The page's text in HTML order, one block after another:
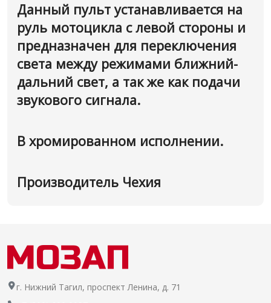
Данный пульт устанавливается на
руль мотоцикла с левой стороны и
предназначен для переключения
света между режимами ближний-
дальний свет, а так же как подачи
звукового сигнала.
В хромированном исполнении.
Производитель Чехия
г. Нижний Тагил, проспект Ленина, д. 71